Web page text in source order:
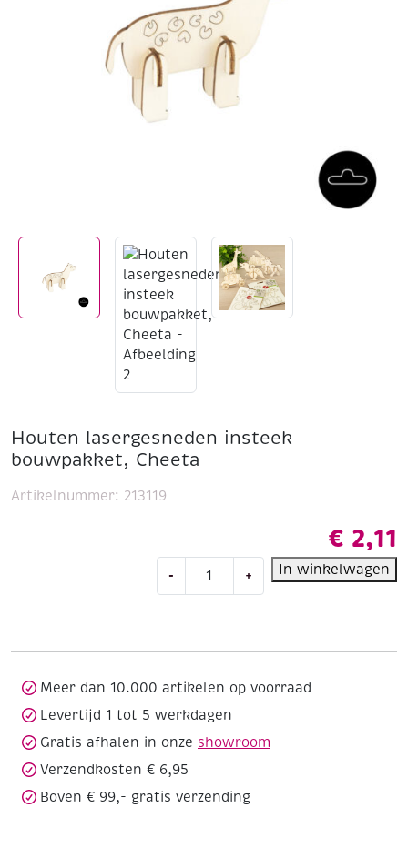
Houten lasergesneden insteek
bouwpakket, Cheeta
€ 2,11
-
lasergesneden
+ In winkelwagen
Artikelnummer: 213119
Meer dan 10.000 artikelen op voorraad
Levertijd 1 tot 5 werkdagen
Gratis afhalen in onze showroom
Verzendkosten € 6,95
Boven € 99,- gratis verzending